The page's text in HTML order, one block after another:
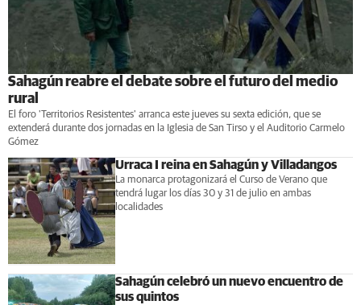
Sahagún reabre el debate sobre el futuro del medio
rural
El foro 'Territorios Resistentes' arranca este jueves su sexta edición, que se
extenderá durante dos jornadas en la Iglesia de San Tirso y el Auditorio Carmelo
Gómez
Urraca I reina en Sahagún y Villadangos
La monarca protagonizará el Curso de Verano que
tendrá lugar los días 30 y 31 de julio en ambas
localidades
Sahagún celebró un nuevo encuentro de
sus quintos